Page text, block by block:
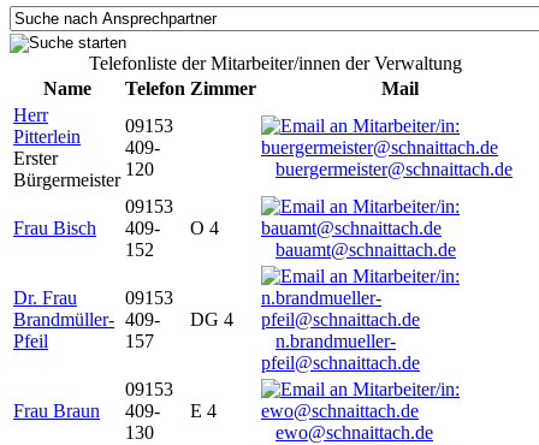
Telefonliste der Mitarbeiter/innen der Verwaltung
Name
Telefon Zimmer
Mail
Herr
Pitterlein
Erster
Bürgermeister
09153
409-
120
buergermeister@schnaittach.de
Frau Bisch
09153
409-
152
O 4
bauamt@schnaittach.de
Dr. Frau
Brandmüller-
Pfeil
09153
409-
157
DG 4
n.brandmueller-
pfeil@schnaittach.de
Frau Braun
09153
409-
130
E 4
ewo@schnaittach.de